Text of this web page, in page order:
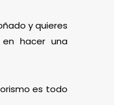
y quieres
en hacer una
es todo